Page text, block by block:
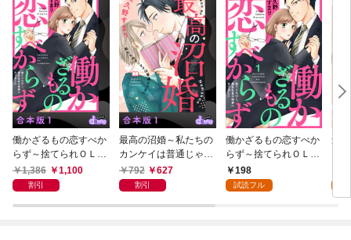
働かざるもの恋すべか
らず～捨てられＯＬ、
毒舌社長の秘書になり
ました～【合本版】1
1,386 1,100
割引
最高の沼婚～私たちの
カンケイは普通じゃな
い～【合本版】1
792 627
割引
働かざるもの恋すべか
らず～捨てられＯＬ、
毒舌社長の秘書になり
ました～1
198
試読フル
最